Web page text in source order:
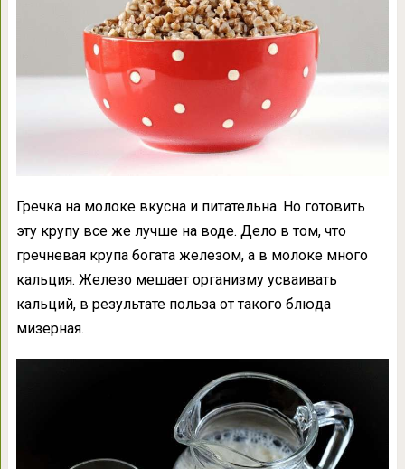
Гречка на молоке вкусна и питательна. Но готовить
эту крупу все же лучше на воде. Дело в том, что
гречневая крупа богата железом, а в молоке много
кальция. Железо мешает организму усваивать
кальций, в результате польза от такого блюда
мизерная.